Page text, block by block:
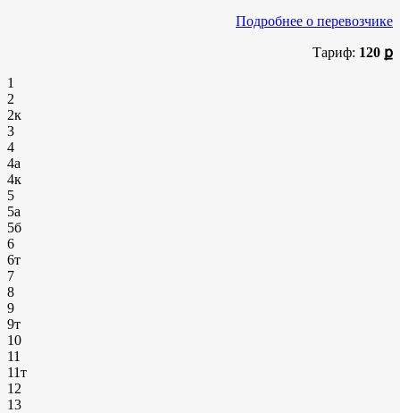
Подробнее о перевозчике
Тариф: 120 ք
1
2
2к
3
4
4а
4к
5
5а
5б
6
6т
7
8
9
9т
10
11
11т
12
13